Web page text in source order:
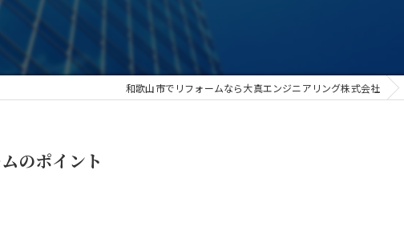
和歌山市でリフォームなら大真エンジニアリング株式会社
のポイント